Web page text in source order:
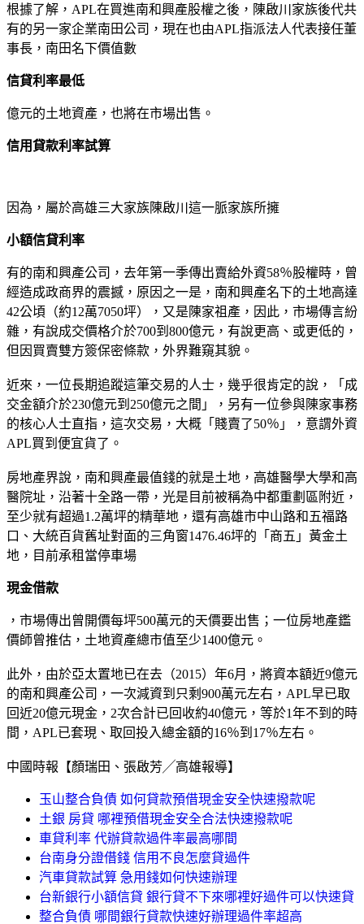
根據了解，APL在買進南和興產股權之後，陳啟川家族後代共
有的另一家企業南田公司，現在也由APL指派法人代表接任董
事長，南田名下價值數
信貸利率最低
億元的土地資產，也將在市場出售。
信用貸款利率試算
因為，屬於高雄三大家族陳啟川這一脈家族所擁
小額信貸利率
有的南和興產公司，去年第一季傳出賣給外資58％股權時，曾
經造成政商界的震撼，原因之一是，南和興產名下的土地高達
42公頃（約12萬7050坪），又是陳家祖產，因此，市場傳言紛
雜，有說成交價格介於700到800億元，有說更高、或更低的，
但因買賣雙方簽保密條款，外界難窺其貌。
近來，一位長期追蹤這筆交易的人士，幾乎很肯定的說，「成
交金額介於230億元到250億元之間」，另有一位參與陳家事務
的核心人士直指，這次交易，大概「賤賣了50％」，意謂外資
APL買到便宜貨了。
房地產界說，南和興產最值錢的就是土地，高雄醫學大學和高
醫院址，沿著十全路一帶，光是目前被稱為中都重劃區附近，
至少就有超過1.2萬坪的精華地，還有高雄市中山路和五福路
口、大統百貨舊址對面的三角窗1476.46坪的「商五」黃金土
地，目前承租當停車場
現金借款
，市場傳出曾開價每坪500萬元的天價要出售；一位房地產鑑
價師曾推估，土地資產總市值至少1400億元。
此外，由於亞太置地已在去（2015）年6月，將資本額近9億元
的南和興產公司，一次減資到只剩900萬元左右，APL早已取
回近20億元現金，2次合計已回收約40億元，等於1年不到的時
間，APL已套現、取回投入總金額的16％到17％左右。
中國時報【顏瑞田、張啟芳╱高雄報導】
玉山整合負債 如何貸款預借現金安全快速撥款呢
土銀 房貸 哪裡預借現金安全合法快速撥款呢
車貸利率 代辦貸款過件率最高哪間
台南身分證借錢 信用不良怎麼貸過件
汽車貸款試算 急用錢如何快速辦理
台新銀行小額信貸 銀行貸不下來哪裡好過件可以快速貸
整合負債 哪間銀行貸款快速好辦理過件率超高